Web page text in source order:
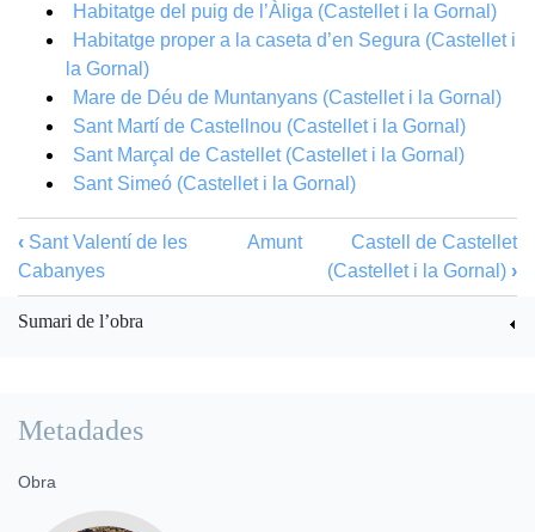
Habitatge del puig de l’Àliga (Castellet i la Gornal)
Habitatge proper a la caseta d’en Segura (Castellet i
la Gornal)
Mare de Déu de Muntanyans (Castellet i la Gornal)
Sant Martí de Castellnou (Castellet i la Gornal)
Sant Marçal de Castellet (Castellet i la Gornal)
Sant Simeó (Castellet i la Gornal)
‹ Sant Valentí de les
Cabanyes
Amunt
Castell de Castellet
(Castellet i la Gornal) ›
Sumari de l’obra
Metadades
Obra